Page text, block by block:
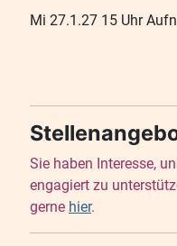
Mi 27.1.27 15 Uhr
Sie haben Interesse,
engagiert zu
gerne hier.